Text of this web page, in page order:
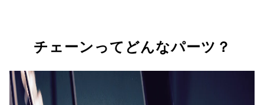
チェーンってどんなパーツ？